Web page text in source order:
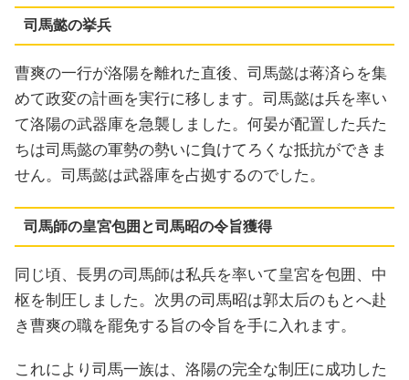
司馬懿の挙兵
曹爽の一行が洛陽を離れた直後、司馬懿は蒋済らを集
めて政変の計画を実行に移します。司馬懿は兵を率い
て洛陽の武器庫を急襲しました。何晏が配置した兵た
ちは司馬懿の軍勢の勢いに負けてろくな抵抗ができま
せん。司馬懿は武器庫を占拠するのでした。
司馬師の皇宮包囲と司馬昭の令旨獲得
同じ頃、長男の司馬師は私兵を率いて皇宮を包囲、中
枢を制圧しました。次男の司馬昭は郭太后のもとへ赴
き曹爽の職を罷免する旨の令旨を手に入れます。
これにより司馬一族は、洛陽の完全な制圧に成功した